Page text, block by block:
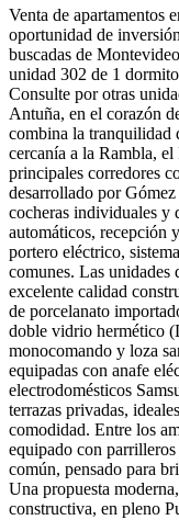
Venta de apartamentos
oportunidad de
buscadas de
unidad 302 de 1
Consulte por otras
Antuña, en el corazón
combina la tranquilidad
cercanía a la Rambla,
principales corredores
desarrollado por
cocheras individuales y
automáticos, recepción
portero eléctrico,
comunes. Las unidades
excelente calidad
de porcelanato
doble vidrio hermético
monocomando y loza
equipadas con anafe
electrodomésticos
terrazas privadas,
comodidad. Entre los
equipado con
común, pensado para
Una propuesta
constructiva, en pleno